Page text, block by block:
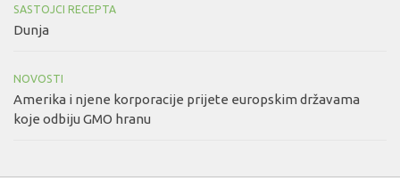
SASTOJCI RECEPTA
Dunja
NOVOSTI
Amerika i njene korporacije prijete europskim državama
koje odbiju GMO hranu